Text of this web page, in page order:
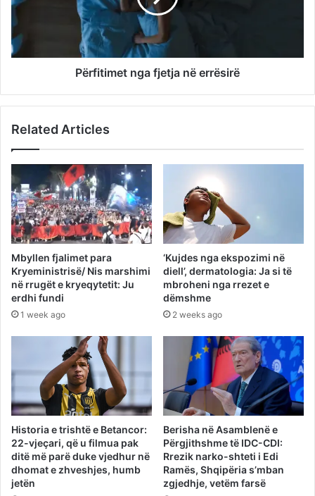
Përfitimet nga fjetja në errësirë
Related Articles
Mbyllen fjalimet para
Kryeministrisë/ Nis marshimi
në rrugët e kryeqytetit: Ju
erdhi fundi
1 week ago
‘Kujdes nga ekspozimi në
diell’, dermatologia: Ja si të
mbroheni nga rrezet e
dëmshme
2 weeks ago
Historia e trishtë e Betancor:
22-vjeçari, që u filmua pak
ditë më parë duke vjedhur në
dhomat e zhveshjes, humb
jetën
Berisha në Asamblenë e
Përgjithshme të IDC-CDI:
Rrezik narko-shteti i Edi
Ramës, Shqipëria s’mban
zgjedhje, vetëm farsë